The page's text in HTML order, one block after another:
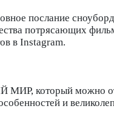
послание
потрясающих
в Instagram.
который можно
и